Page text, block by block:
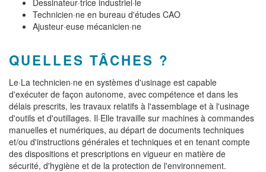
Dessinateur·trice industriel·le
Technicien·ne en bureau d'études CAO
Ajusteur·euse mécanicien·ne
QUELLES TÂCHES ?
Le·La technicien·ne en systèmes d'usinage est capable
d'exécuter de façon autonome, avec compétence et dans les
délais prescrits, les travaux relatifs à l'assemblage et à l'usinage
d'outils et d'outillages. Il·Elle travaille sur machines à commandes
manuelles et numériques, au départ de documents techniques
et/ou d'instructions générales et techniques et en tenant compte
des dispositions et prescriptions en vigueur en matière de
sécurité, d'hygiène et de la protection de l'environnement.